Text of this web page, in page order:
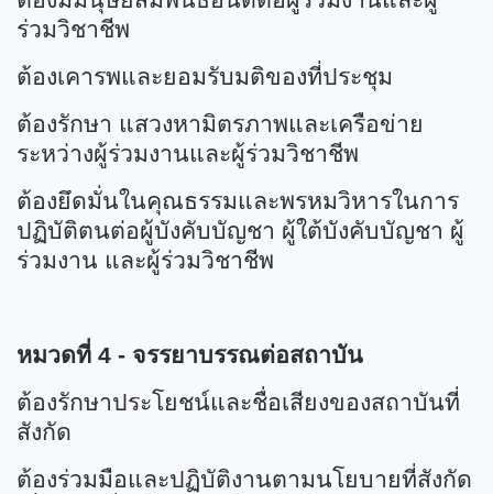
ร่วมวิชาชีพ
ต้องเคารพและยอมรับมติของที่ประชุม
ต้องรักษา แสวงหามิตรภาพและเครือข่าย
ระหว่างผู้ร่วมงานและผู้ร่วมวิชาชีพ
ต้องยึดมั่นในคุณธรรมและพรหมวิหารในการ
ปฏิบัติตนต่อผู้บังคับบัญชา ผู้ใต้บังคับบัญชา ผู้
ร่วมงาน และผู้ร่วมวิชาชีพ
หมวดที่ 4 - จรรยาบรรณต่อสถาบัน
ต้องรักษาประโยชน์และชื่อเสียงของสถาบันที่
สังกัด
ต้องร่วมมือและปฏิบัติงานตามนโยบายที่สังกัด